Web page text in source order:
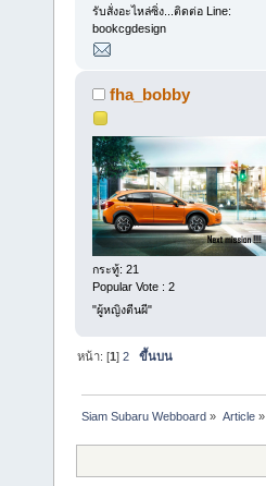
รับสั่งอะไหล่ซิ่ง...ติดต่อ Line:
bookcgdesign
fha_bobby
กระทู้: 21
Popular Vote : 2
"ผู้หญิงตีนผี"
หน้า: [1]2 ขึ้นบน
Siam Subaru Webboard » Article»